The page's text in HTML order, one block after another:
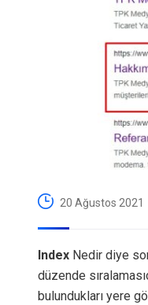
20 Ağustos 2021
Index Nedir diye
düzende
bulundukları yere